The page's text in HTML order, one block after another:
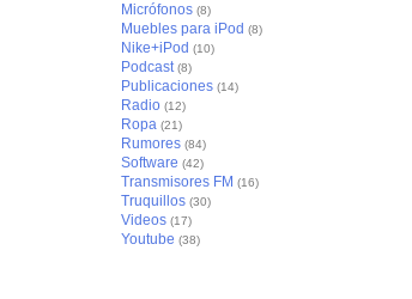
Micrófonos (8)
Muebles para iPod (8)
Nike+iPod (10)
Podcast (8)
Publicaciones (14)
Radio (12)
Ropa (21)
Rumores (84)
Software (42)
Transmisores FM (16)
Truquillos (30)
Videos (17)
Youtube (38)